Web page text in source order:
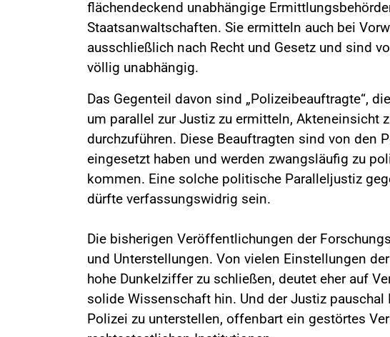
flächendeckend unabhängige
Staatsanwaltschaften. Sie ermitteln auch bei
ausschließlich nach Recht und Gesetz und sind
völlig unabhängig.
Das Gegenteil davon sind „Polizeibeauftragte“,
um parallel zur Justiz zu ermitteln, Akteneinsicht
durchzuführen. Diese Beauftragten sind von den
eingesetzt haben und werden zwangsläufig zu
kommen. Eine solche politische Paralleljustiz
dürfte verfassungswidrig sein.
Die bisherigen Veröffentlichungen der
und Unterstellungen. Von vielen Einstellungen
hohe Dunkelziffer zu schließen, deutet eher auf
solide Wissenschaft hin. Und der Justiz
Polizei zu unterstellen, offenbart ein gestörtes